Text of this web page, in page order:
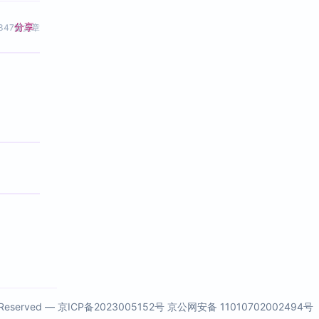
篇文章
分享
— 京ICP备2023005152号 京公网安备 11010702002494号